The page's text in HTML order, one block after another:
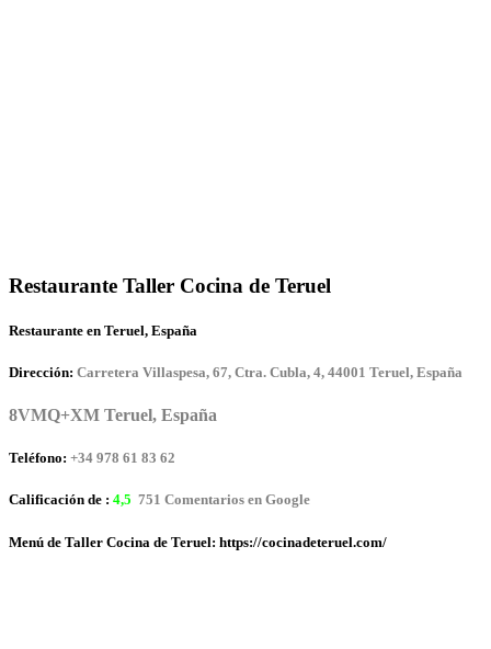
Restaurante Taller Cocina de Teruel
Restaurante en Teruel, España
Dirección: Carretera Villaspesa, 67, Ctra. Cubla, 4, 44001 Teruel, España
8VMQ+XM Teruel, España
Teléfono: +34 978 61 83 62
Calificación de : 4,5 751 Comentarios en Google
Menú de Taller Cocina de Teruel: https://cocinadeteruel.com/